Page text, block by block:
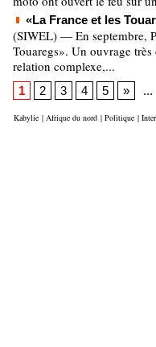
«La France et les
(SIWEL) — En septembre,
Touaregs». Un ouvrage
relation complexe,...
1 2 3 4 5 » ...
Kabylie | Afrique du nord | Politique |